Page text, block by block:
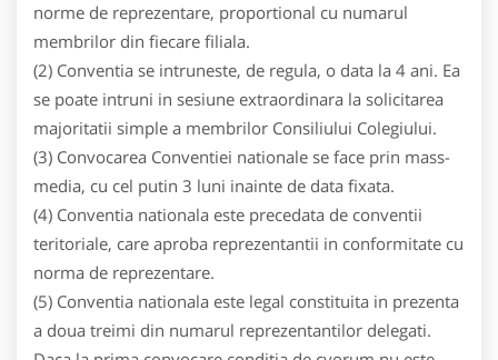
norme de reprezentare, proportional cu numarul
membrilor din fiecare filiala.
(2) Conventia se intruneste, de regula, o data la 4 ani. Ea
se poate intruni in sesiune extraordinara la solicitarea
majoritatii simple a membrilor Consiliului Colegiului.
(3) Convocarea Conventiei nationale se face prin mass-
media, cu cel putin 3 luni inainte de data fixata.
(4) Conventia nationala este precedata de conventii
teritoriale, care aproba reprezentantii in conformitate cu
norma de reprezentare.
(5) Conventia nationala este legal constituita in prezenta
a doua treimi din numarul reprezentantilor delegati.